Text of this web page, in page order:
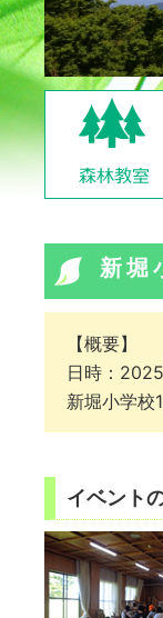
新堀
【概要】
日時：
新堀小学校
イベント